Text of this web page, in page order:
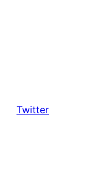
Twitter